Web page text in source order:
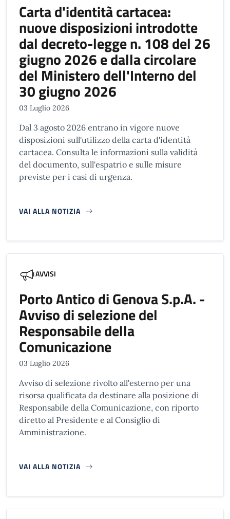
Carta d'identità cartacea:
nuove disposizioni introdotte
dal decreto-legge n. 108 del 26
giugno 2026 e dalla circolare
del Ministero dell'Interno del
30 giugno 2026
03 Luglio 2026
Dal 3 agosto 2026 entrano in vigore nuove
disposizioni sull'utilizzo della carta d'identità
cartacea. Consulta le informazioni sulla validità
del documento, sull'espatrio e sulle misure
previste per i casi di urgenza.
VAI ALLA NOTIZIA
AVVISI
Porto Antico di Genova S.p.A. -
Avviso di selezione del
Responsabile della
Comunicazione
03 Luglio 2026
Avviso di selezione rivolto all'esterno per una
risorsa qualificata da destinare alla posizione di
Responsabile della Comunicazione, con riporto
diretto al Presidente e al Consiglio di
Amministrazione.
VAI ALLA NOTIZIA